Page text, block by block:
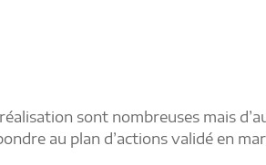
sont nombreuses mais
au plan d’actions validé en